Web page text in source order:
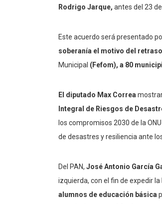
Rodrigo Jarque, antes del 23
Este acuerdo será presentado
soberanía el motivo del
Municipal (Fefom), a 80
El diputado Max Correa
Integral de Riesgos de
los compromisos 2030 de la
de desastres y resiliencia ante
Del PAN, José Antonio García
izquierda, con el fin de expedir
alumnos de educación básica